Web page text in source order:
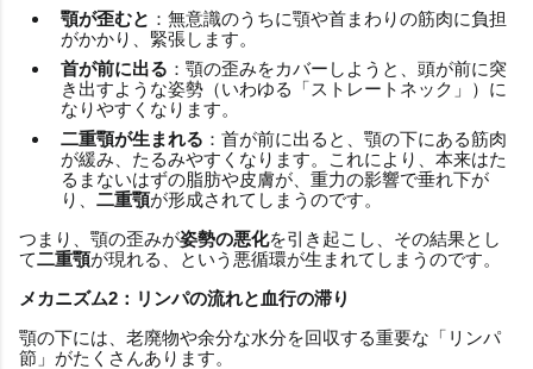
顎が歪むと ：無意識のうちに顎や首まわりの筋肉に負担
がかかり、緊張します。
首が前に出る ：顎の歪みをカバーしようと、頭が前に突
き出すような姿勢（いわゆる「ストレートネック」）に
なりやすくなります。
二重顎が生まれる ：首が前に出ると、顎の下にある筋肉
が緩み、たるみやすくなります。これにより、本来はた
るまないはずの脂肪や皮膚が、重力の影響で垂れ下が
り、 二重顎が形成されてしまうのです。
つまり、顎の歪みが姿勢の悪化を引き起こし、その結果とし
て二重顎が現れる、という悪循環が生まれてしまうのです。
メカニズム2：リンパの流れと血行の滞り
顎の下には、老廃物や余分な水分を回収する重要な「リンパ
節」がたくさんあります。